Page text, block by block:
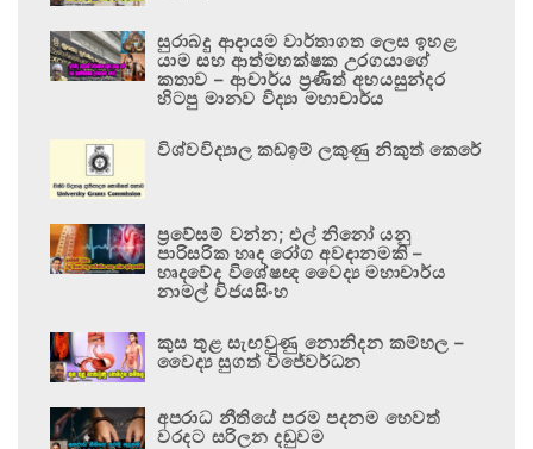
සුරාබදු ආදායම වාර්තාගත ලෙස ඉහළ
යාම සහ ආත්මභක්ෂක උරගයාගේ
කතාව – ආචාර්ය ප්‍රණීත් අභයසුන්දර
හිටපු මානව විද්‍යා මහාචාර්ය
විශ්වවිද්‍යාල කඩඉම් ලකුණු නිකුත් කෙරේ
ප්‍රවේසම් වන්න; එල් නිනෝ යනු
පාරිසරික හෘද රෝග අවදානමකි –
හෘදවේද විශේෂඥ වෛද්‍ය මහාචාර්ය
නාමල් විජයසිංහ
කුස තුළ සැඟවුණු නොනිදන කම්හල –
වෛද්‍ය සුගත් විජේවර්ධන
අපරාධ නීතියේ පරම පදනම හෙවත්
වරදට සරිලන දඬුවම